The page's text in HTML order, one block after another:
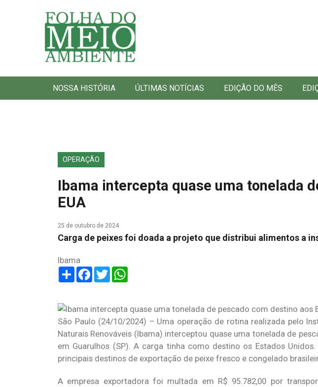
Folha do Meio Ambiente
NOSSA HISTÓRIA ÚLTIMAS NOTÍCIAS EDIÇÃO DO MÊS
OPERAÇÃO
Ibama intercepta quase uma tonelada
EUA
25 de outubro de 2024
Carga de peixes foi doada a projeto que distribui alimentos a
Ibama
ShareFacebook
Twitter
São Paulo (24/10/2024) – Uma operação de rotina realizada pelo
Naturais Renováveis (Ibama) interceptou quase uma tonelada de
em Guarulhos (SP). A carga tinha como destino os Estados
principais destinos de exportação de peixe fresco e congelado
A empresa exportadora foi multada em R$ 95.782,00 por